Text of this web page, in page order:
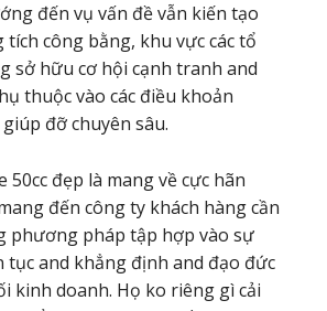
đến vụ vấn đề vẫn kiến tạo
công bằng, khu vực các tổ
sở hữu cơ hội cạnh tranh and
thuộc vào các điều khoản
đỡ chuyên sâu.
50cc đẹp là mang về cực hãn
đến công ty khách hàng cần
phương pháp tập hợp vào sự
and khẳng định and đạo đức
kinh doanh. Họ ko riêng gì cải